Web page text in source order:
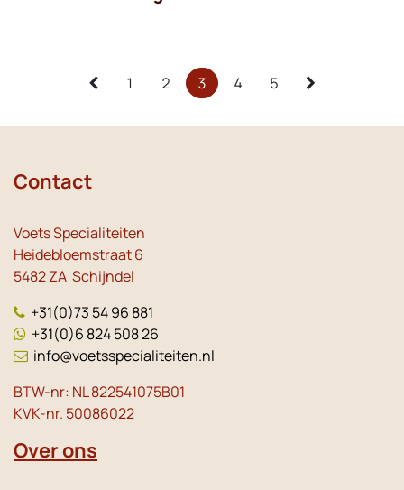
1 2 3 4 5
Contact
Voets Specialiteiten
Heidebloemstraat 6
5482 ZA Schijndel
+31(0)73 54 96 881
+31(0)6 824 508 26
info@voetsspecialiteiten.nl
BTW-nr: NL 822541075B01
KVK-nr. 50086022
Over ons